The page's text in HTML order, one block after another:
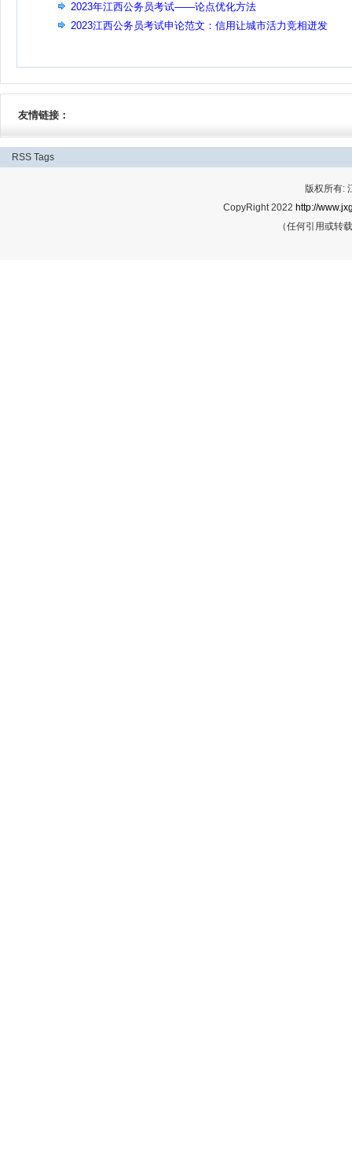
2023年江西公务员考试——论点优化方法
2023江西公务员考试申论范文：信用让城市活力竞相迸发
友情链接：
RSS Tags
版权所有:
CopyRight 2022 http://
（任何引用或转